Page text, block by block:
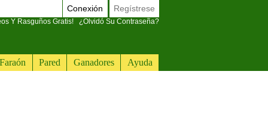
Faraón Pared Ganadores Ayuda
Conexión Regístrese
Y Rasguños Gratis! ¿Olvidó Su Contraseña?